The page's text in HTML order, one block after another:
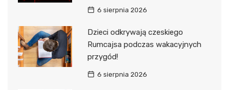
6 sierpnia 2026
Dzieci odkrywają czeskiego
Rumcajsa podczas wakacyjnych
przygód!
6 sierpnia 2026